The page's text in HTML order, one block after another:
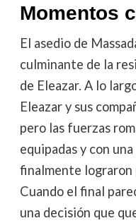
Momentos
El asedio de
culminante de la
de Eleazar. A lo
Eleazar y sus
pero las fuerzas
equipadas y con
finalmente
Cuando el final
una decisión que